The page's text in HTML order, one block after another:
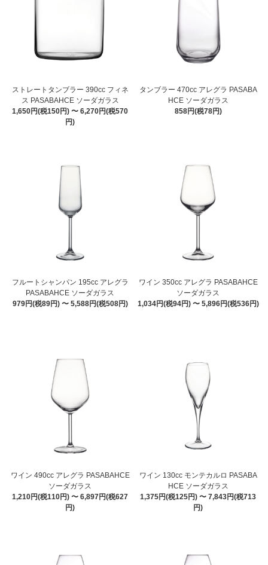
ストレートタンブラー 390cc フィネ
ス PASABAHCE ソーダガラス
1,650円(税150円) 〜 6,270円(税570
円)
タンブラー 470cc アレグラ PASABA
HCE ソーダガラス
858円(税78円)
フルートシャンパン 195cc アレグラ
PASABAHCE ソーダガラス
979円(税89円) 〜 5,588円(税508円)
ワイン 350cc アレグラ PASABAHCE
ソーダガラス
1,034円(税94円) 〜 5,896円(税536円)
ワイン 490cc アレグラ PASABAHCE
ソーダガラス
1,210円(税110円) 〜 6,897円(税627
円)
ワイン 130cc モンテカルロ PASABA
HCE ソーダガラス
1,375円(税125円) 〜 7,843円(税713
円)